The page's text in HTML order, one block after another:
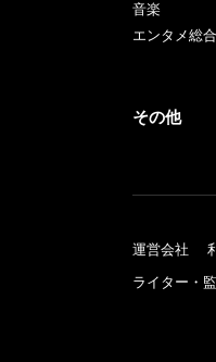
音楽
エンタメ総合
その他
運営会社
ライター・